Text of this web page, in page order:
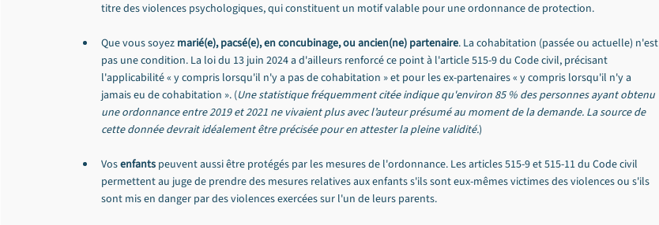
titre des violences psychologiques, qui constituent un motif valable pour une ordonnance de protection.
Que vous soyez marié(e), pacsé(e), en concubinage, ou ancien(ne) partenaire. La cohabitation (passée ou actuelle) n'est
pas une condition. La loi du 13 juin 2024 a d'ailleurs renforcé ce point à l'article 515-9 du Code civil, précisant
l'applicabilité « y compris lorsqu'il n'y a pas de cohabitation » et pour les ex-partenaires « y compris lorsqu'il n'y a
jamais eu de cohabitation ». (Une statistique fréquemment citée indique qu'environ 85 % des personnes ayant obtenu
une ordonnance entre 2019 et 2021 ne vivaient plus avec l’auteur présumé au moment de la demande. La source de
cette donnée devrait idéalement être précisée pour en attester la pleine validité.)
Vos enfants peuvent aussi être protégés par les mesures de l'ordonnance. Les articles 515-9 et 515-11 du Code civil
permettent au juge de prendre des mesures relatives aux enfants s'ils sont eux-mêmes victimes des violences ou s'ils
sont mis en danger par des violences exercées sur l'un de leurs parents.